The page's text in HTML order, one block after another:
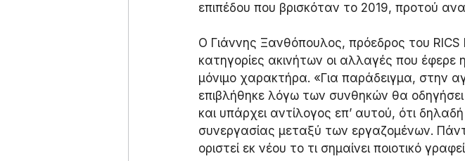
επιπέδου που βρισκόταν το 2019, προτού
Ο Γιάννης Ξανθόπουλος, πρόεδρος του RICS
κατηγορίες ακινήτων οι αλλαγές που
μόνιμο χαρακτήρα. «Για παράδειγμα, στην
επιβλήθηκε λόγω των συνθηκών θα
και υπάρχει αντίλογος επ’ αυτού, ότι
συνεργασίας μεταξύ των εργαζομένων.
οριστεί εκ νέου το τι σημαίνει ποιοτικό